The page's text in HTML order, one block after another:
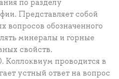
по разделу
Представляет собой
вопросов обозначенного
минералы и горные
свойств.
Коллоквиум проводится в
устный ответ на вопрос